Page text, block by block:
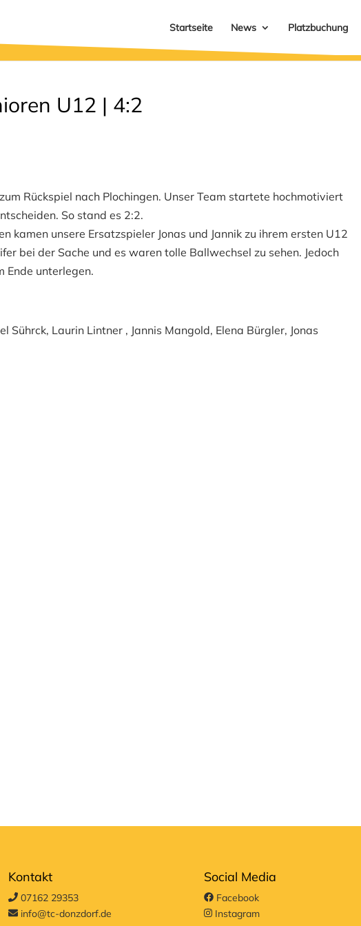
Startseite News Platzbuchung
U12 | 4:2
Rückspiel nach Plochingen. Unser Team startete hochmotiviert
So stand es 2:2.
kamen unsere Ersatzspieler Jonas und Jannik zu ihrem ersten U12
bei der Sache und es waren tolle Ballwechsel zu sehen. Jedoch
Ende unterlegen.
Sührck, Laurin Lintner , Jannis Mangold, Elena Bürgler, Jonas
Kontakt
07162 29353
info@tc-donzdorf.de
Social Media
Facebook
Instagram